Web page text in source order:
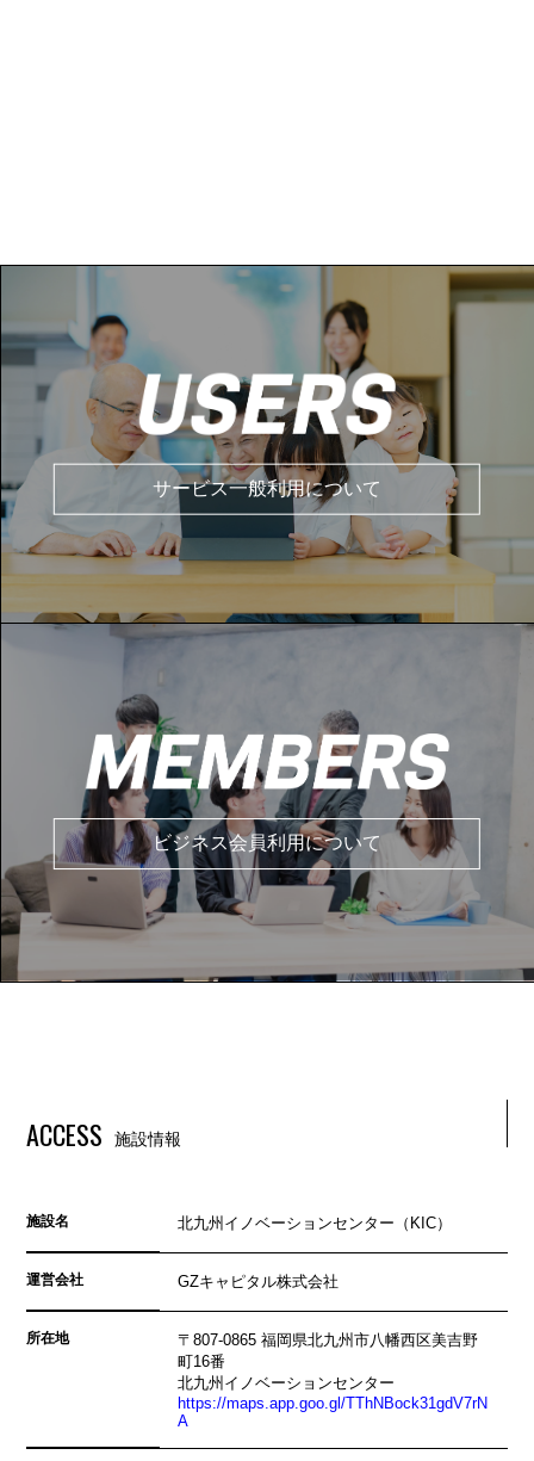
サービス一般利用について
ビジネス会員利用について
ACCESS 施設情報
施設名 北九州イノベーションセンター（KIC）
運営会社 GZキャピタル株式会社
所在地
〒807-0865 福岡県北九州市八幡西区美吉野
町16番
北九州イノベーションセンター
https://maps.app.goo.gl/TThNBock31gdV7rN
A